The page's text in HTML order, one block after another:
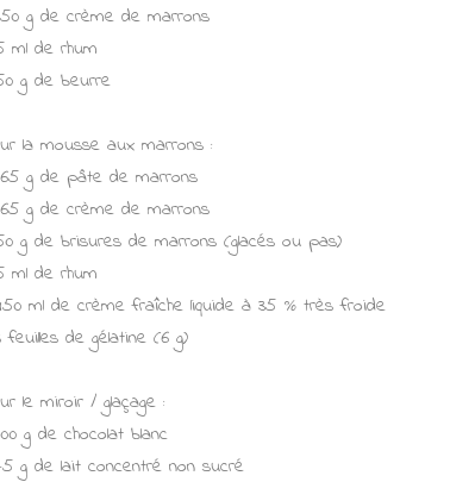
g de crème de marrons
ml de rhum
g de beurre
la mousse aux marrons :
g de pâte de marrons
g de crème de marrons
g de brisures de marrons (glacés ou pas)
ml de rhum
ml de crème fraîche liquide à 35 % très froide
de gélatine (6 g)
le miroir / glaçage :
g de chocolat blanc
g de lait concentré non sucré